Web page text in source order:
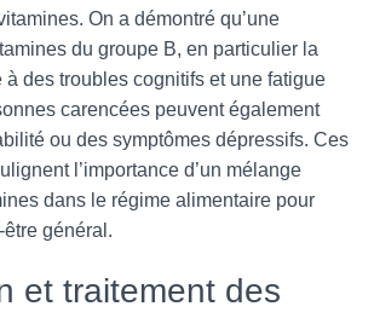
On a démontré qu’une
du groupe B, en particulier la
à des troubles cognitifs et une fatigue
carencées peuvent également
ou des symptômes dépressifs. Ces
l’importance d’un mélange
dans le régime alimentaire pour
général.
et traitement des